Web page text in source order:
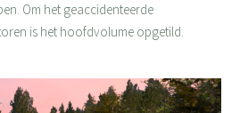
Om het geaccidenteerde
is het hoofdvolume opgetild.